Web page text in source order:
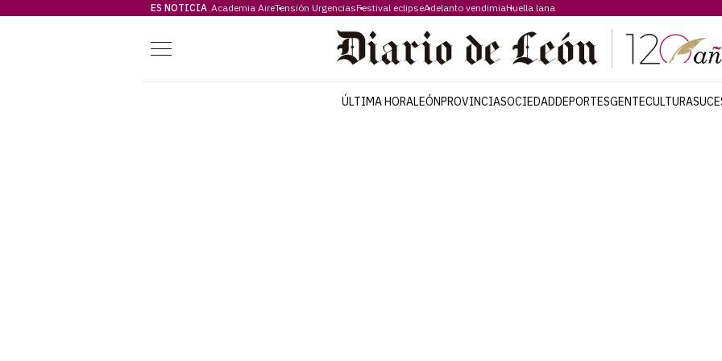
ES NOTICIA Academia AireTensión UrgenciasFestival eclipseAdelanto vendimiaHuella lana
Menú
ÚLTIMA HORALEÓNPROVINCIASOCIEDADDEPORTESGENTECULTURA